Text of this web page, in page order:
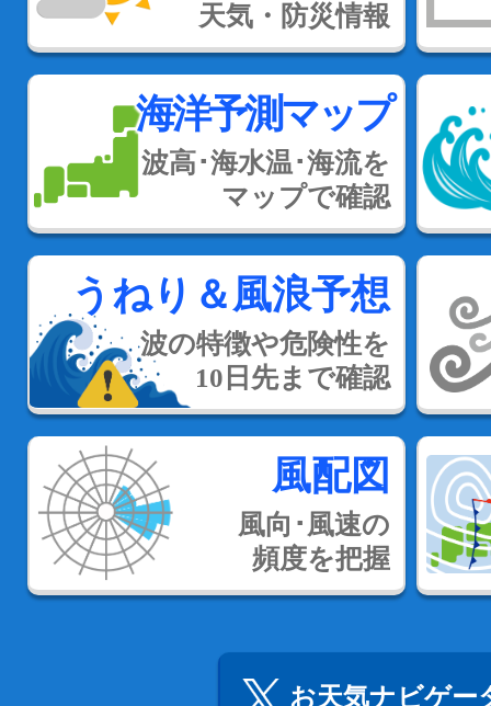
天気・防災情報
海洋予測マップ
波高･海水温･海流を
マップで確認
うねり＆風浪予想
波の特徴や危険性を
10日先まで確認
風配図
風向･風速の
頻度を把握
お天気ナビゲー